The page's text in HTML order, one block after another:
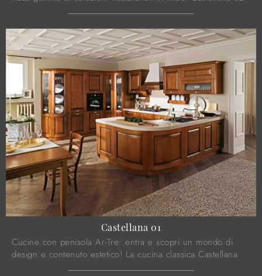
Castellana 01
Cucine con penisola Ar-Tre: entra e scopri un mondo di
design e contenuto estetico! La cucina classica Castellana